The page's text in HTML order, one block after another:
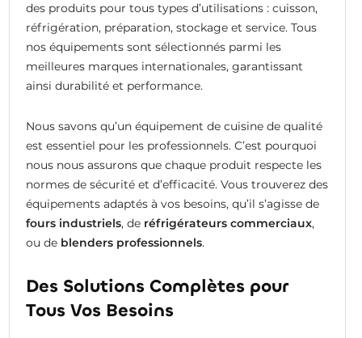
des produits pour tous types d’utilisations : cuisson,
réfrigération, préparation, stockage et service. Tous
nos équipements sont sélectionnés parmi les
meilleures marques internationales, garantissant
ainsi durabilité et performance.
Nous savons qu’un équipement de cuisine de qualité
est essentiel pour les professionnels. C’est pourquoi
nous nous assurons que chaque produit respecte les
normes de sécurité et d’efficacité. Vous trouverez des
équipements adaptés à vos besoins, qu’il s’agisse de
fours industriels, de réfrigérateurs commerciaux,
ou de blenders professionnels.
Des Solutions Complètes pour
Tous Vos Besoins